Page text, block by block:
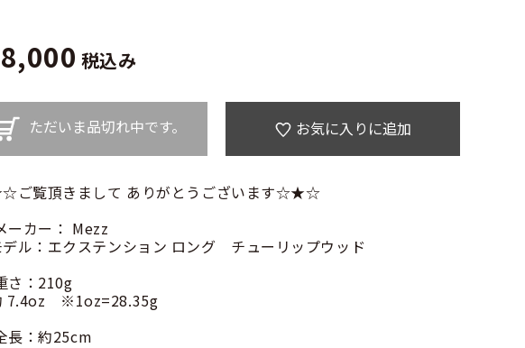
税込み
ただいま品切れ中です。 お気に入りに追加
覧頂きまして ありがとうございます☆★☆
ーカー： Mezz
ル：エクステンション ロング チューリップウッド
さ：210g
7.4oz ※1oz=28.35g
長：約25cm